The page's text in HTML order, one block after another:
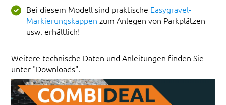
Bei diesem Modell sind praktische Easygravel-
Markierungskappen zum Anlegen von Parkplätzen
usw. erhältlich!
Weitere technische Daten und Anleitungen finden Sie
unter "Downloads".